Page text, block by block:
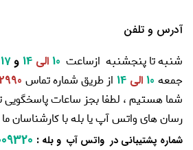
آدرس و تلفن
شنبه تا پنجشنبه ازساعت 10 الی و17
جمعه
الی از طریق شماره تماس 69 91 -021
شما هستیم ، لطفا بجز ساعات پاسخگویی
رسان های واتس آپ یا بله با کارشناسان ما
شماره پشتیبانی در واتس آپ و بله :